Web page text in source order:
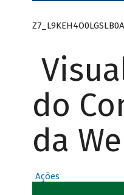
do
da
Ações